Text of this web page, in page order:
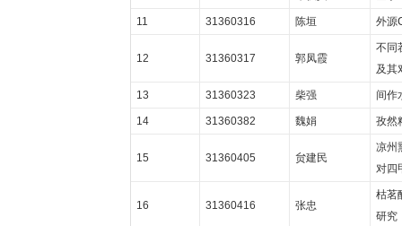
11 31360316 陈垣 外源
12 31360317 郭凤霞
不同
及其
13 31360323 柴强 间作
14 31360382 魏娟 孜然
15 31360405 贠建民
凉州
对四
16 31360416 张忠
枯茗
研究